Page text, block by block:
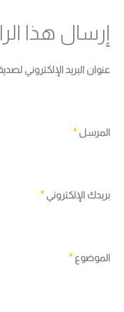
إرسال هذا
عنوان البريد الإلكتروني
المرسل*
بريدك الإلكتروني*
الموضوع*